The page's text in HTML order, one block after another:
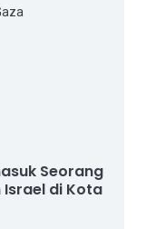
Seorang
Israel di Kota